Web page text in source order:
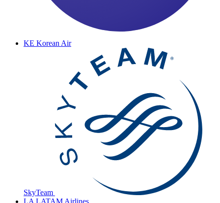
KE Korean Air
SkyTeam